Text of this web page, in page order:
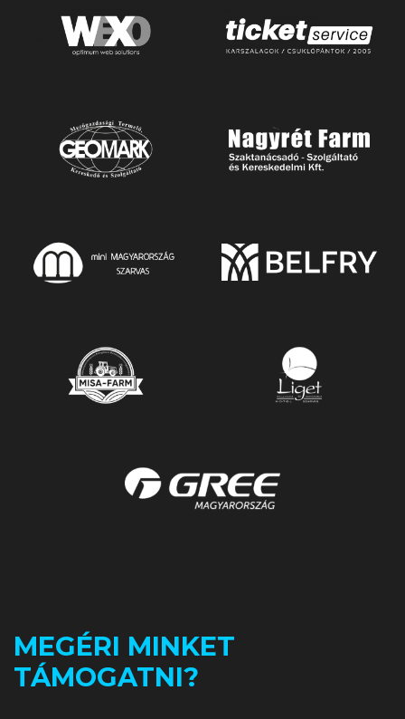
MEGÉRI MINKET
TÁMOGATNI?